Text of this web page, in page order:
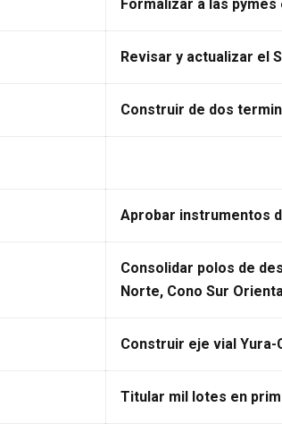
Formalizar a las pymes
Revisar y actualizar el
Construir de dos
Aprobar instrumentos
Consolidar polos de
Norte, Cono Sur
Construir eje vial Yura-
Titular mil lotes en